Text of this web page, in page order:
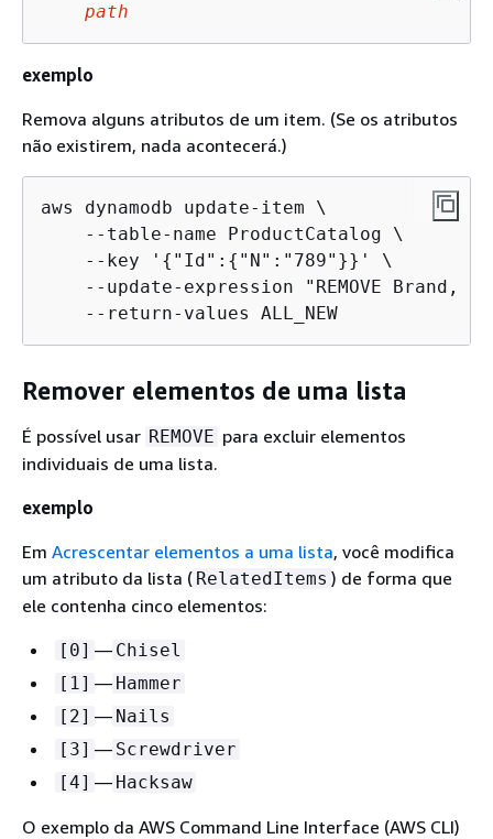
path
exemplo
Remova alguns atributos de um item. (Se os atributos
não existirem, nada acontecerá.)
aws dynamodb update-item \
    --table-name ProductCatalog \
    --key '
{ "Id": { "N":"789"}}' \
--update-expression "REMOVE Brand,
    --return-values ALL_NEW
Remover elementos de uma lista
É possível usar REMOVE para excluir elementos
individuais de uma lista.
exemplo
Em Acrescentar elementos a uma lista, você modifica
um atributo da lista ( RelatedItems ) de forma que
ele contenha cinco elementos:
[0] — Chisel
[1] — Hammer
[2] — Nails
[3] — Screwdriver
[4] — Hacksaw
O exemplo da AWS Command Line Interface (AWS CLI)